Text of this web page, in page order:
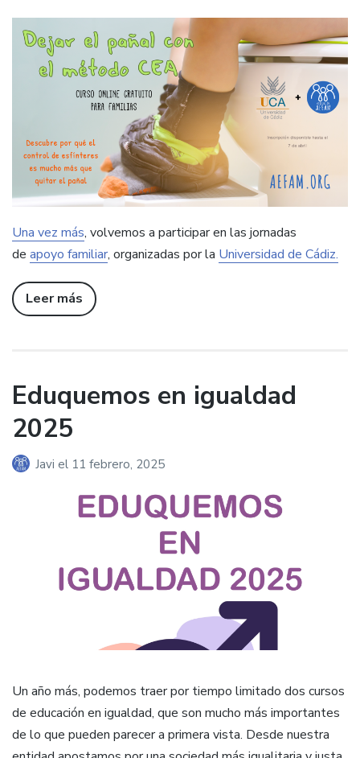
Una vez más, volvemos a participar en las jornadas
de apoyo familiar, organizadas por la Universidad de Cádiz.
Leer más
Eduquemos en igualdad
2025
Javi el 11 febrero, 2025
Un año más, podemos traer por tiempo limitado dos cursos
de educación en igualdad, que son mucho más importantes
de lo que pueden parecer a primera vista. Desde nuestra